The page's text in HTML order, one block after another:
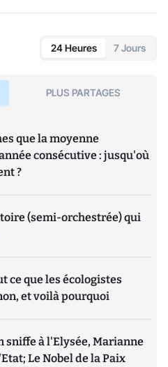
24 Heures 7 Jours
PLUS PARTAGES
que la moyenne
consécutive : jusqu'où
?
(semi-orchestrée) qui
ce que les écologistes
et voilà pourquoi
sniffe à l'Elysée, Marianne
Le Nobel de la Paix